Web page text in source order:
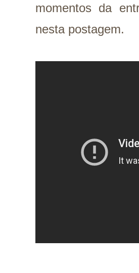
momentos da
nesta postagem.